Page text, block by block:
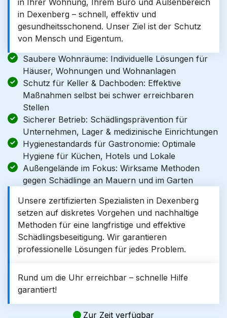
in Ihrer Wohnung, Ihrem Büro und Außenbereich
in Dexenberg – schnell, effektiv und
gesundheitsschonend. Unser Ziel ist der Schutz
von Mensch und Eigentum.
Saubere Wohnräume: Individuelle Lösungen für
Häuser, Wohnungen und Wohnanlagen
Schutz für Keller & Dachboden: Effektive
Maßnahmen selbst bei schwer erreichbaren
Stellen
Sicherer Betrieb: Schädlingsprävention für
Unternehmen, Lager & medizinische Einrichtungen
Hygienestandards für Gastronomie: Optimale
Hygiene für Küchen, Hotels und Lokale
Außengelände im Fokus: Wirksame Methoden
gegen Schädlinge an Mauern und im Garten
Unsere zertifizierten Spezialisten in Dexenberg
setzen auf diskretes Vorgehen und nachhaltige
Methoden für eine langfristige und effektive
Schädlingsbeseitigung. Wir garantieren
professionelle Lösungen für jedes Problem.
Rund um die Uhr erreichbar – schnelle Hilfe
garantiert!
Zur Zeit verfügbar